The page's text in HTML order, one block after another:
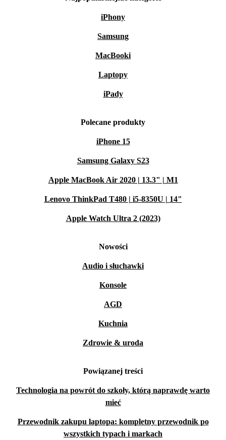
iPhony
Samsung
MacBooki
Laptopy
iPady
Polecane produkty
iPhone 15
Samsung Galaxy S23
Apple MacBook Air 2020 | 13.3" | M1
Lenovo ThinkPad T480 | i5-8350U | 14"
Apple Watch Ultra 2 (2023)
Nowości
Audio i słuchawki
Konsole
AGD
Kuchnia
Zdrowie & uroda
Powiązanej treści
Technologia na powrót do szkoły, którą naprawdę warto
mieć
Przewodnik zakupu laptopa: kompletny przewodnik po
wszystkich typach i markach